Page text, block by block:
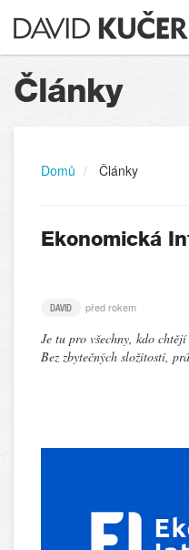
Články
Domů Články
Ekonomická
DAVID před rokem
Je tu pro všechny, kdo
Bez zbytečných složitostí,